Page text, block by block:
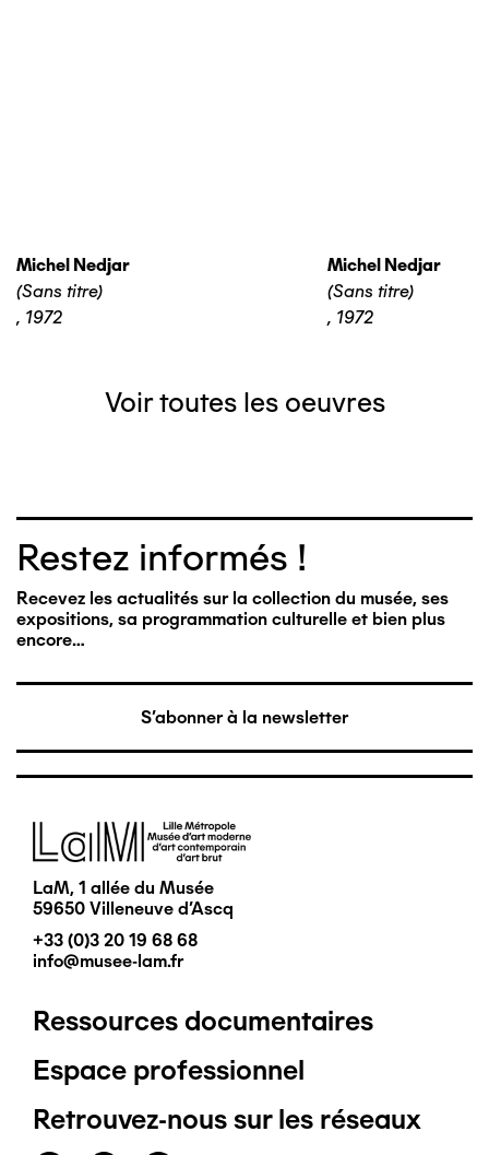
Michel Nedjar
(Sans titre)
, 1972
Michel Nedjar
(Sans titre)
, 1972
Voir toutes les oeuvres
Restez informés !
Recevez les actualités sur la collection du musée, ses
expositions, sa programmation culturelle et bien plus
encore…
S'abonner à la newsletter
Image
LaM, 1 allée du Musée
59650 Villeneuve d'Ascq
+33 (0)3 20 19 68 68
info@musee-lam.fr
Pied
de
page
Ressources documentaires
Espace professionnel
Retrouvez-nous sur les réseaux